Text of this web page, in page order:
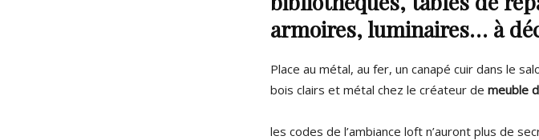
armoires, luminaires… à
Place au métal, au fer, un canapé cuir dans le
bois clairs et métal chez le créateur de meuble
les codes de l’ambiance loft n’auront plus de